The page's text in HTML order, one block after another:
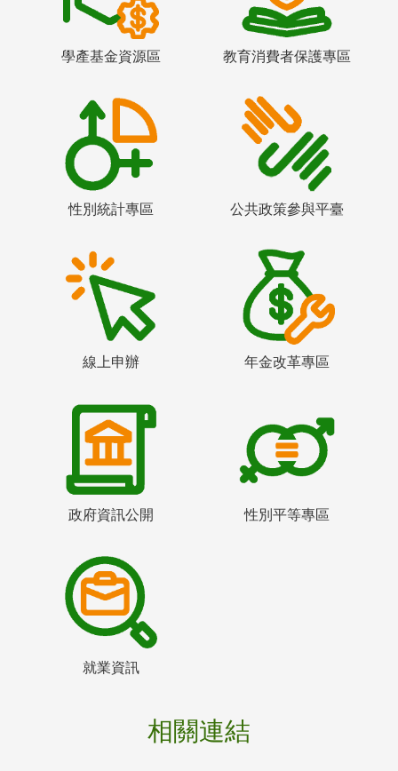
學產基金資源區 教育消費者保護專區
性別統計專區 公共政策參與平臺
線上申辦 年金改革專區
政府資訊公開 性別平等專區
就業資訊
相關連結